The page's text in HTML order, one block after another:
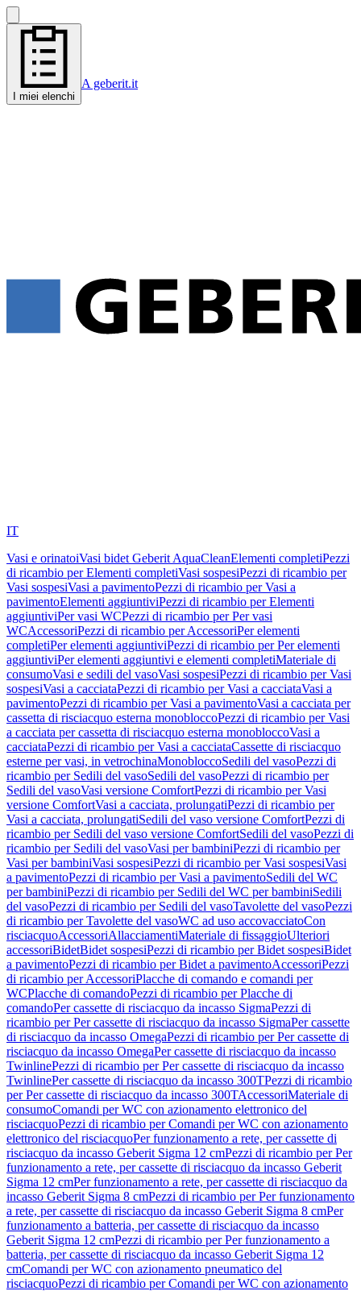
I miei elenchi
A geberit.it
IT
Vasi e orinatoiVasi bidet Geberit AquaCleanElementi completiPezzi
di ricambio per Elementi completiVasi sospesiPezzi di ricambio per
Vasi sospesiVasi a pavimentoPezzi di ricambio per Vasi a
pavimentoElementi aggiuntiviPezzi di ricambio per Elementi
aggiuntiviPer vasi WCPezzi di ricambio per Per vasi
WCAccessoriPezzi di ricambio per AccessoriPer elementi
completiPer elementi aggiuntiviPezzi di ricambio per Per elementi
aggiuntiviPer elementi aggiuntivi e elementi completiMateriale di
consumoVasi e sedili del vasoVasi sospesiPezzi di ricambio per Vasi
sospesiVasi a cacciataPezzi di ricambio per Vasi a cacciataVasi a
pavimentoPezzi di ricambio per Vasi a pavimentoVasi a cacciata per
cassetta di risciacquo esterna monobloccoPezzi di ricambio per Vasi
a cacciata per cassetta di risciacquo esterna monobloccoVasi a
cacciataPezzi di ricambio per Vasi a cacciataCassette di risciacquo
esterne per vasi, in vetrochinaMonobloccoSedili del vasoPezzi di
ricambio per Sedili del vasoSedili del vasoPezzi di ricambio per
Sedili del vasoVasi versione ComfortPezzi di ricambio per Vasi
versione ComfortVasi a cacciata, prolungatiPezzi di ricambio per
Vasi a cacciata, prolungatiSedili del vaso versione ComfortPezzi di
ricambio per Sedili del vaso versione ComfortSedili del vasoPezzi di
ricambio per Sedili del vasoVasi per bambiniPezzi di ricambio per
Vasi per bambiniVasi sospesiPezzi di ricambio per Vasi sospesiVasi
a pavimentoPezzi di ricambio per Vasi a pavimentoSedili del WC
per bambiniPezzi di ricambio per Sedili del WC per bambiniSedili
del vasoPezzi di ricambio per Sedili del vasoTavolette del vasoPezzi
di ricambio per Tavolette del vasoWC ad uso accovacciatoCon
risciacquoAccessoriAllacciamentiMateriale di fissaggioUlteriori
accessoriBidetBidet sospesiPezzi di ricambio per Bidet sospesiBidet
a pavimentoPezzi di ricambio per Bidet a pavimentoAccessoriPezzi
di ricambio per AccessoriPlacche di comando e comandi per
WCPlacche di comandoPezzi di ricambio per Placche di
comandoPer cassette di risciacquo da incasso SigmaPezzi di
ricambio per Per cassette di risciacquo da incasso SigmaPer cassette
di risciacquo da incasso OmegaPezzi di ricambio per Per cassette di
risciacquo da incasso OmegaPer cassette di risciacquo da incasso
TwinlinePezzi di ricambio per Per cassette di risciacquo da incasso
TwinlinePer cassette di risciacquo da incasso 300TPezzi di ricambio
per Per cassette di risciacquo da incasso 300TAccessoriMateriale di
consumoComandi per WC con azionamento elettronico del
risciacquoPezzi di ricambio per Comandi per WC con azionamento
elettronico del risciacquoPer funzionamento a rete, per cassette di
risciacquo da incasso Geberit Sigma 12 cmPezzi di ricambio per Per
funzionamento a rete, per cassette di risciacquo da incasso Geberit
Sigma 12 cmPer funzionamento a rete, per cassette di risciacquo da
incasso Geberit Sigma 8 cmPezzi di ricambio per Per funzionamento
a rete, per cassette di risciacquo da incasso Geberit Sigma 8 cmPer
funzionamento a batteria, per cassette di risciacquo da incasso
Geberit Sigma 12 cmPezzi di ricambio per Per funzionamento a
batteria, per cassette di risciacquo da incasso Geberit Sigma 12
cmComandi per WC con azionamento pneumatico del
risciacquoPezzi di ricambio per Comandi per WC con azionamento